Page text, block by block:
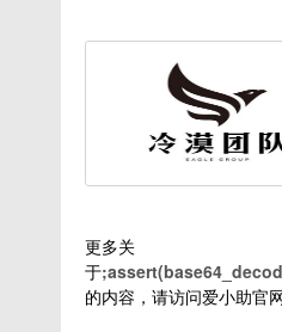
更多关
于
的内容，请访问爱小助官